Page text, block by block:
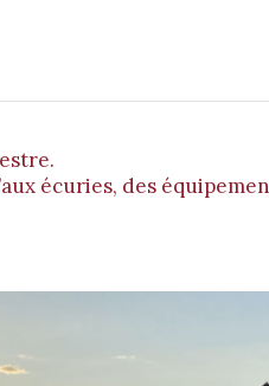
écuries, des